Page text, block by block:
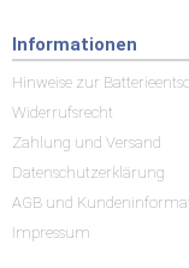
Informationen
Hinweise zur
Widerrufsrecht
Zahlung und Versand
Datenschutzerklärung
AGB und
Impressum